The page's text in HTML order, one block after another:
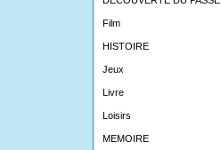
Film
HISTOIRE
Jeux
Livre
Loisirs
MEMOIRE